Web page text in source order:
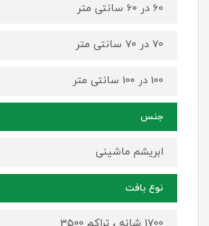
60 در 60 سانتی متر
70 در 70 سانتی متر
100 در 100 سانتی متر
جنس
ابریشم ماشینی
نوع بافت